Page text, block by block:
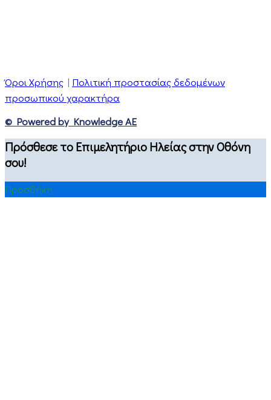
Όροι Χρήσης | Πολιτική προστασίας δεδομένων
προσωπικού χαρακτήρα
© Powered by Knowledge AE
Πρόσθεσε το Επιμελητήριο Ηλείας στην Οθόνη
σου!
Προσθήκη